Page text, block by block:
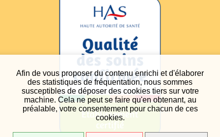
Afin de vous proposer du contenu enrichi et d'élaborer
des statistiques de fréquentation, nous sommes
susceptibles de déposer des cookies tiers sur votre
machine. Cela ne peut se faire qu'en obtenant, au
préalable, votre consentement pour chacun de ces
cookies.